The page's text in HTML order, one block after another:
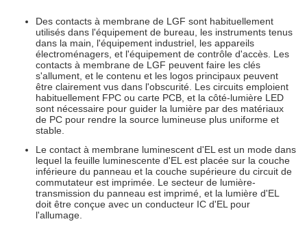
Des contacts à membrane de LGF sont habituellement
utilisés dans l'équipement de bureau, les instruments tenus
dans la main, l'équipement industriel, les appareils
électroménagers, et l'équipement de contrôle d'accès. Les
contacts à membrane de LGF peuvent faire les clés
s'allument, et le contenu et les logos principaux peuvent
être clairement vus dans l'obscurité. Les circuits emploient
habituellement FPC ou carte PCB, et la côté-lumière LED
sont nécessaire pour guider la lumière par des matériaux
de PC pour rendre la source lumineuse plus uniforme et
stable.
Le contact à membrane luminescent d'EL est un mode dans
lequel la feuille luminescente d'EL est placée sur la couche
inférieure du panneau et la couche supérieure du circuit de
commutateur est imprimée. Le secteur de lumière-
transmission du panneau est imprimé, et la lumière d'EL
doit être conçue avec un conducteur IC d'EL pour
l'allumage.